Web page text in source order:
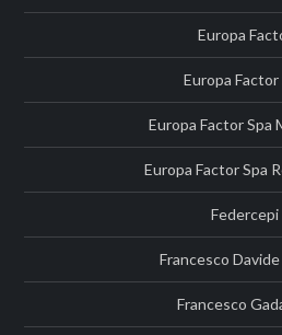
Europa
Europa Factor
Europa Factor Spa
Europa Factor Spa
Federcepi
Francesco
Francesco